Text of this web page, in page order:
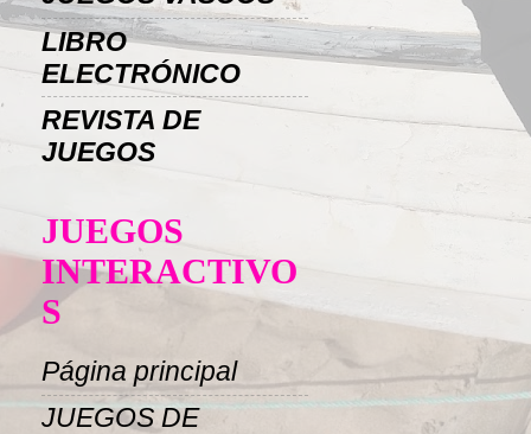
LIBRO
ELECTRÓNICO
REVISTA DE
JUEGOS
JUEGOS
INTERACTIVO
S
Página principal
JUEGOS DE